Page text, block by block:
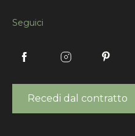
Seguici
Recedi dal contratto